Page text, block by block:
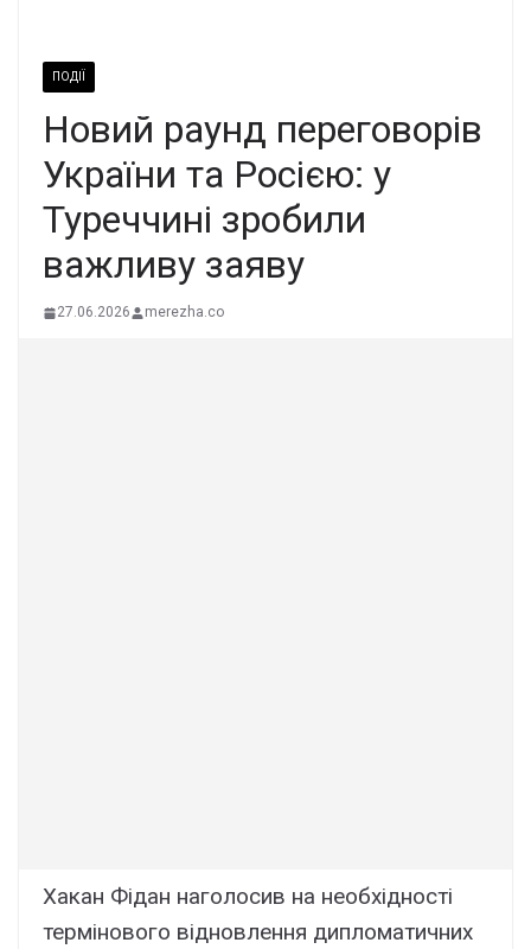
ПОДІЇ
Новий раунд переговорів
України та Росією: у
Туреччині зробили
важливу заяву
27.06.2026 merezha.co
Хакан Фідан наголосив на необхідності
термінового відновлення дипломатичних